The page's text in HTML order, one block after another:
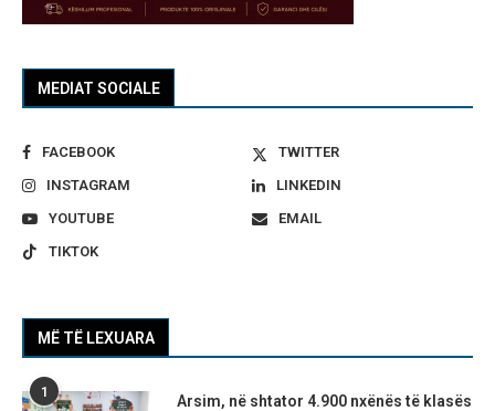
MEDIAT SOCIALE
FACEBOOK
TWITTER
INSTAGRAM
LINKEDIN
YOUTUBE
EMAIL
TIKTOK
MË TË LEXUARA
1
Arsim, në shtator 4.900 nxënës të klasës